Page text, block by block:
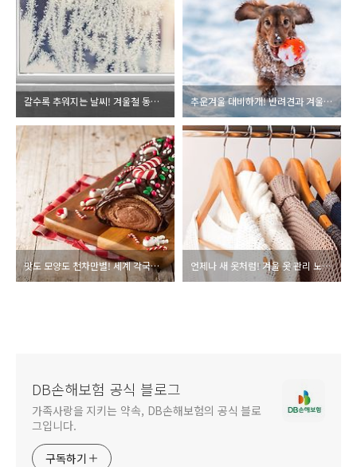
갈수록 추워지는 날씨! 겨울철 동파 예방법 추운겨울 대비하개! 반려견과 겨울나기
맛도 모양도 천차만별! 세계 각국의 크리스마스 케이크 언제나 새 옷처럼! 겨울 옷 관리 노하우
DB손해보험 공식 블로그
가족사랑을 지키는 약속, DB손해보험의 공식 블로
그입니다.
구독하기